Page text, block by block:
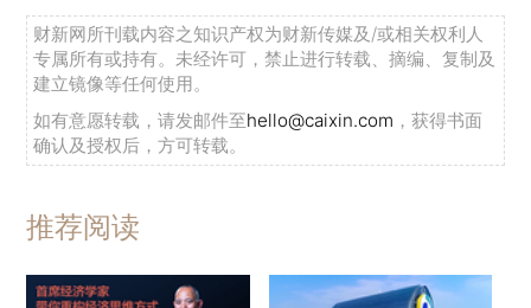
财新网所刊载内容之知识产权为财新传媒及/或相关权利人
专属所有或持有。未经许可，禁止进行转载、摘编、复制及
建立镜像等任何使用。
如有意愿转载，请发邮件至hello@caixin.com ，获得书面
确认及授权后，方可转载。
推荐阅读